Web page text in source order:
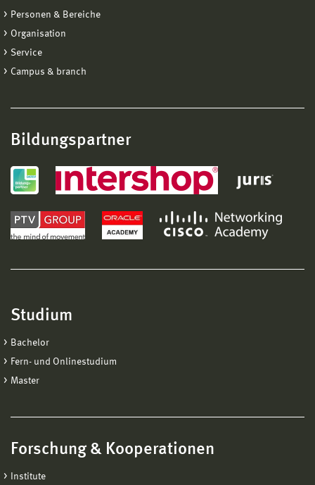
Personen & Bereiche
Organisation
Service
Campus & branch
Bildungspartner
Studium
Bachelor
Fern- und Onlinestudium
Master
Forschung & Kooperationen
Institute